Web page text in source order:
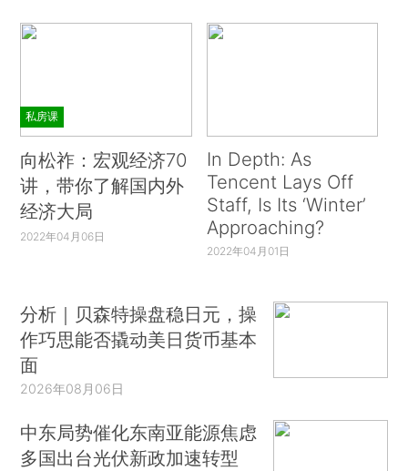
私房课
向松祚：宏观经济70
讲，带你了解国内外
经济大局
2022年04月06日
In Depth: As
Tencent Lays Off
Staff, Is Its ‘Winter’
Approaching?
2022年04月01日
分析｜贝森特操盘稳日元，操
作巧思能否撬动美日货币基本
面
2026年08月06日
中东局势催化东南亚能源焦虑
多国出台光伏新政加速转型